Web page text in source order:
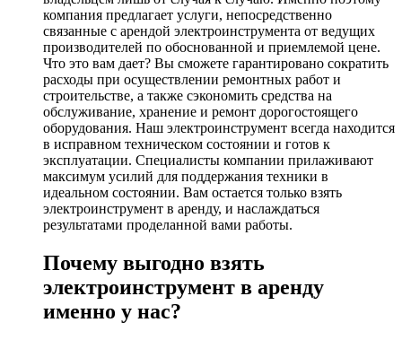
компания предлагает услуги, непосредственно
связанные с арендой электроинструмента от ведущих
производителей по обоснованной и приемлемой цене.
Что это вам дает? Вы сможете гарантировано сократить
расходы при осуществлении ремонтных работ и
строительстве, а также сэкономить средства на
обслуживание, хранение и ремонт дорогостоящего
оборудования. Наш электроинструмент всегда находится
в исправном техническом состоянии и готов к
эксплуатации. Специалисты компании прилаживают
максимум усилий для поддержания техники в
идеальном состоянии. Вам остается только взять
электроинструмент в аренду, и наслаждаться
результатами проделанной вами работы.
Почему выгодно взять
электроинструмент в аренду
именно у нас?